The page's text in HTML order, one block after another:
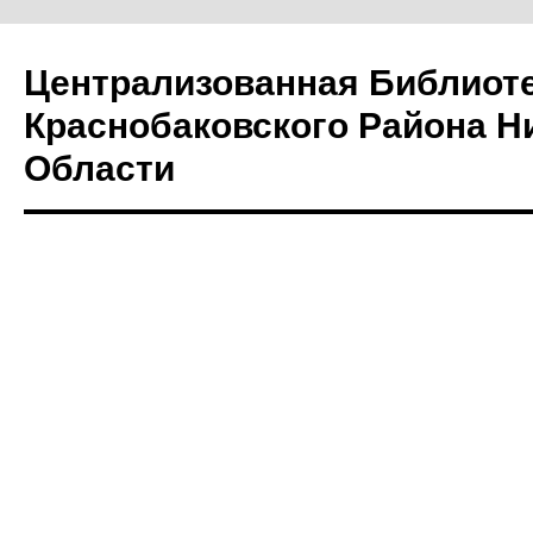
Централизованная
Краснобаковского Района
Области